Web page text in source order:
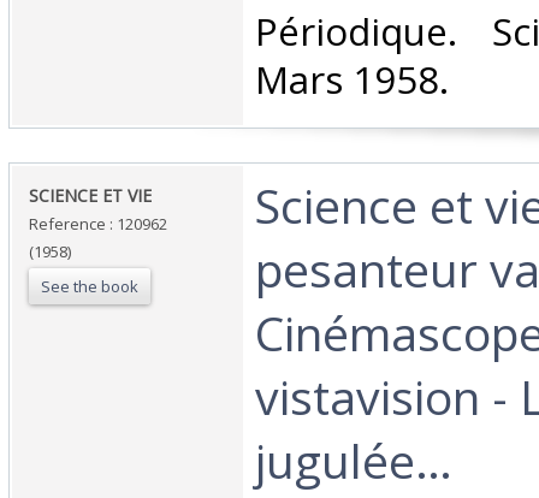
‎Périodique.
Mars 1958.‎
‎SCIENCE ET VIE ‎
Reference : 120962
(1958)
See the book
‎Science et
pesanteur
vistavision -
jugulée…‎